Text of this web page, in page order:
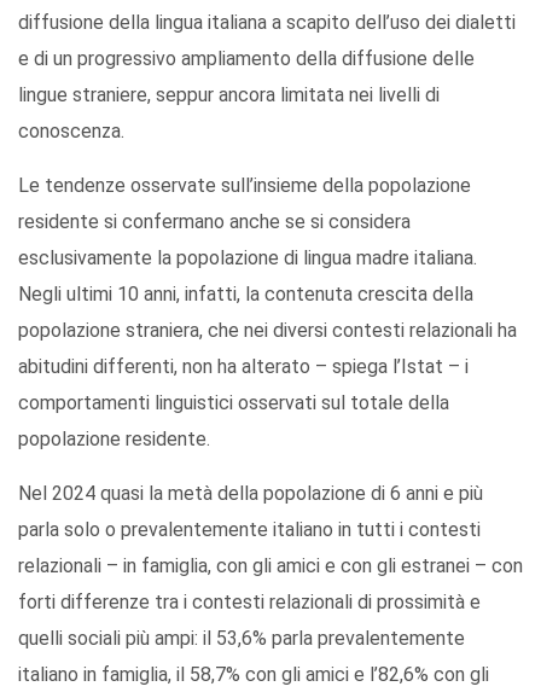
diffusione della lingua italiana a scapito dell’uso dei dialetti
e di un progressivo ampliamento della diffusione delle
lingue straniere, seppur ancora limitata nei livelli di
conoscenza.
Le tendenze osservate sull’insieme della popolazione
residente si confermano anche se si considera
esclusivamente la popolazione di lingua madre italiana.
Negli ultimi 10 anni, infatti, la contenuta crescita della
popolazione straniera, che nei diversi contesti relazionali ha
abitudini differenti, non ha alterato – spiega l’Istat – i
comportamenti linguistici osservati sul totale della
popolazione residente.
Nel 2024 quasi la metà della popolazione di 6 anni e più
parla solo o prevalentemente italiano in tutti i contesti
relazionali – in famiglia, con gli amici e con gli estranei – con
forti differenze tra i contesti relazionali di prossimità e
quelli sociali più ampi: il 53,6% parla prevalentemente
italiano in famiglia, il 58,7% con gli amici e l’82,6% con gli